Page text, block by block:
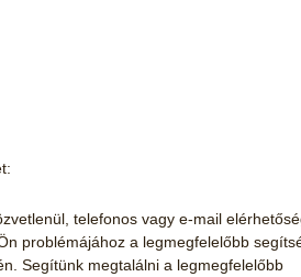
telefonos vagy e-mail
problémájához a legmegfelelőbb
Segítünk megtalálni a legmegfelelőbb